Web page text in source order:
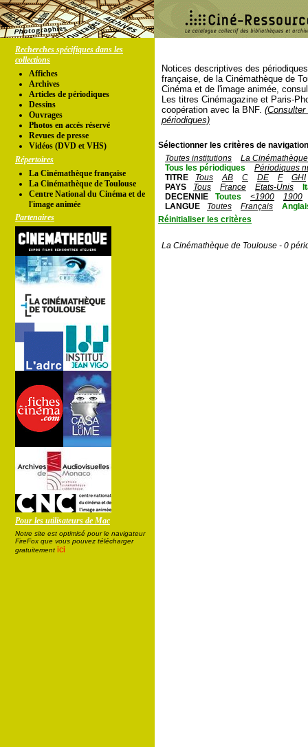
Recherches spécifiques dans les
collections
Affiches
Archives
Articles de périodiques
Dessins
Ouvrages
Photos en accés réservé
Revues de presse
Vidéos (DVD et VHS)
Répertoires
La Cinémathèque française
La Cinémathèque de Toulouse
Centre National du Cinéma et de
l'image animée
Partenaires
Pour les utilisateurs de Mac
Notre site est optimisé pour le navigateur
FireFox que vous pouvez télécharger
gratuitement ici
Notices descriptives des
française, de la Cinémathèque de
Cinéma et de l'image animée,
Les titres Cinémagazine et Paris-
coopération avec la BNF.
périodiques)
Sélectionner les critères de
Toutes institutions
La
Tous les périodiques
Périodiques
TITRE
Tous AB C DE F
GHI
PAYS
Tous France Etats-Unis
DECENNIE
Toutes <1900
1900
LANGUE
Toutes Français
Réinitialiser les critères
La Cinémathèque de Toulouse - 0